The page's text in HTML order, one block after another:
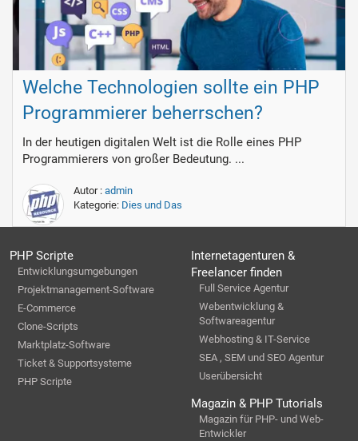
Welche Technologien sollte ein PHP
Programmierer beherrschen?
In der heutigen digitalen Welt ist die Rolle eines PHP
Programmierers von großer Bedeutung. ...
Autor : admin
Kategorie: Dies und Das
PHP Scripte
Entwicklungsumgebungen
Projektmanagement-Software
E-Commerce
Clone-Scripts
Marktplatz-Software
Ticket & Supportsysteme
PHP Scripte
Internetagenturen &
Freelancer finden
Full Service Agentur
Webentwicklung &
Softwareagentur
Webhosting & IT-Service
SEA , SEM und SEO Agentur
Userübersicht
Magazin & PHP Tutorials
Magazin für PHP- und Web-
Entwickler